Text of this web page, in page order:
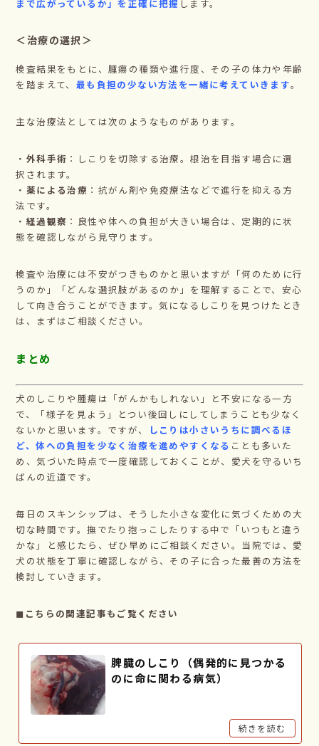
まで広がっているか」を正確に把握 します。
＜治療の選択＞
検査結果をもとに、腫瘍の種類や進行度、その子の体力や年齢
を踏まえて、 最も負担の少ない方法を一緒に考えていきます。
主な治療法としては次のようなものがあります。
・ 外科手術 ：しこりを切除する治療。根治を目指す場合に選
択されます。
・ 薬による治療 ：抗がん剤や免疫療法などで進行を抑える方
法です。
・ 経過観察 ：良性や体への負担が大きい場合は、定期的に状
態を確認しながら見守ります。
検査や治療には不安がつきものかと思いますが「何のために行
うのか」「どんな選択肢があるのか」を理解することで、安心
して向き合うことができます。気になるしこりを見つけたとき
は、まずはご相談ください。
まとめ
犬のしこりや腫瘍は「がんかもしれない」と不安になる一方
で、「様子を見よう」とつい後回しにしてしまうことも少なく
ないかと思います。ですが、
しこりは小さいうちに調べるほ
ど、体への負担を少なく治療を進めやすくなる ことも多いた
め、気づいた時点で一度確認しておくことが、愛犬を守るいち
ばんの近道です。
毎日のスキンシップは、そうした小さな変化に気づくための大
切な時間です。撫でたり抱っこしたりする中で「いつもと違う
かな」と感じたら、ぜひ早めにご相談ください。当院では、愛
犬の状態を丁寧に確認しながら、その子に合った最善の方法を
検討していきます。
◼こちらの関連記事もご覧ください
脾臓のしこり（偶発的に見つかる
のに命に関わる病気）
続きを読む